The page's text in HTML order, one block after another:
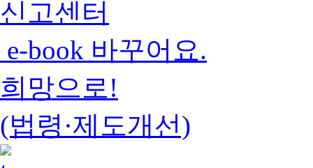
신고센터
e-book 바꾸어요.
희망으로!
(법령·제도개선)